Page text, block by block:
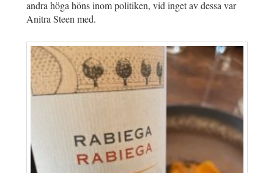
andra höga höns inom politiken, vid inget av dessa var
Anitra Steen med.